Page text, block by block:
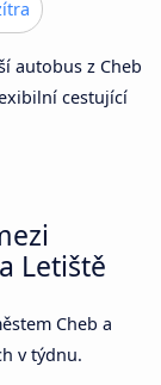
autobus z Cheb
cestující
Letiště
Cheb a
v týdnu.